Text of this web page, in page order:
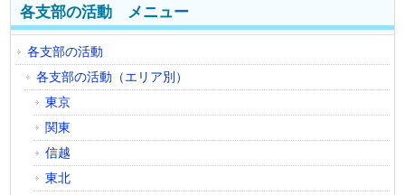
各支部の活動 メニュー
各支部の活動
各支部の活動（エリア別）
東京
関東
信越
東北